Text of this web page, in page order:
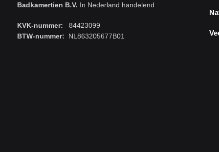
Badkamertien B.V. In Nederland handelend
KVK-nummer: 84423099
BTW-nummer: NL863205677B01